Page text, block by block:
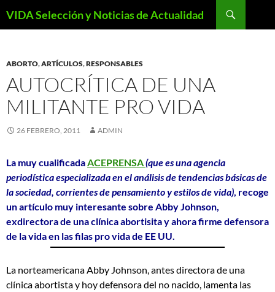
VIDA Selección y Noticias de Actualidad
ABORTO,ARTÍCULOS,RESPONSABLES
AUTOCRÍTICA DE UNA
MILITANTE PRO VIDA
26 FEBRERO, 2011 ADMIN
La muy cualificadaACEPRENSA(que es una agencia
periodística especializada en el análisis de tendencias básicas de
la sociedad, corrientes de pensamiento y estilos de vida), recoge
un artículo muy interesante sobre Abby Johnson,
exdirectora de una clínica abortisita y ahora firme defensora
de la vida en las filas pro vida de EE UU.
La norteamericana Abby Johnson, antes directora de una
clínica abortista y hoy defensora del no nacido, lamenta las